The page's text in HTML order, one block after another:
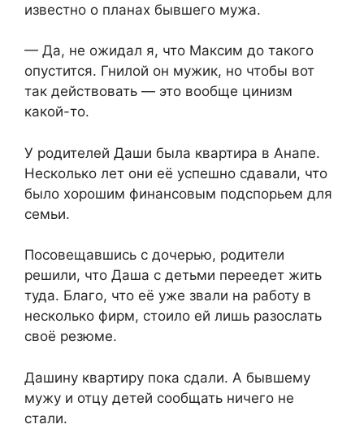
известно о планах бывшего мужа.
— Да, не ожидал я, что Максим до такого
опустится. Гнилой он мужик, но чтобы вот
так действовать — это вообще цинизм
какой-то.
У родителей Даши была квартира в Анапе.
Несколько лет они её успешно сдавали, что
было хорошим финансовым подспорьем для
семьи.
Посовещавшись с дочерью, родители
решили, что Даша с детьми переедет жить
туда. Благо, что её уже звали на работу в
несколько фирм, стоило ей лишь разослать
своё резюме.
Дашину квартиру пока сдали. А бывшему
мужу и отцу детей сообщать ничего не
стали.